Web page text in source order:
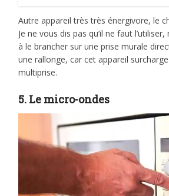
Autre appareil très très énergivore, le
Je ne vous dis pas qu’il ne faut
à le brancher sur une prise murale
une rallonge, car cet appareil
multiprise.
5. Le micro-ondes